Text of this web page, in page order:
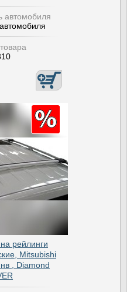
автомобиля
рейлинги
Mitsubishi
, Diamond